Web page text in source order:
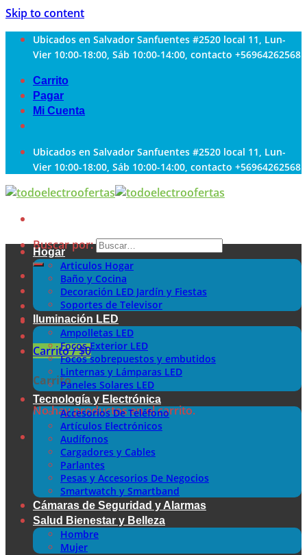
Skip to content
Ubicados en Salvador Sanfuentes #2520 local 11, Lun-
Vier 10:00-18:00, Sáb 10:00-14:00, contacto +56964262568
Carrito
Pagar
Mi Cuenta
Ubicados en Salvador Sanfuentes #2520 local 11, Lun-
Vier 10:00-18:00, Sáb 10:00-14:00, contacto +56964262568
Buscar por:
Carrito /$0
Carrito
No hay productos en el carrito.
Hogar
Articulos Hogar
Baño y Cocina
Decoración LED Jardín y Fiestas
Soportes de Televisor
Iluminación LED
Ampolletas LED
Focos Exterior LED
Focos sobrepuestos y embutidos
Linternas y Lámparas LED
Paneles Solares LED
Tecnología y Electrónica
Accesorios De Teléfono
Artículos Electrónicos
Audífonos
Cargadores y Cables
Parlantes
Pesas y Accesorios De Negocios
Smartwatch y Smartband
Cámaras de Seguridad y Alarmas
Salud Bienestar y Belleza
Hombre
Mujer